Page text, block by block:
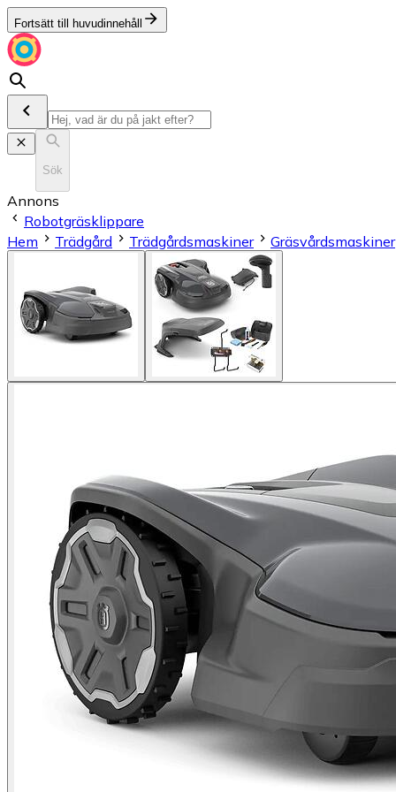
Fortsätt till huvudinnehåll
Sök
Annons
Robotgräsklippare
Hem
Trädgård Trädgårdsmaskiner Gräsvårdsmaskiner